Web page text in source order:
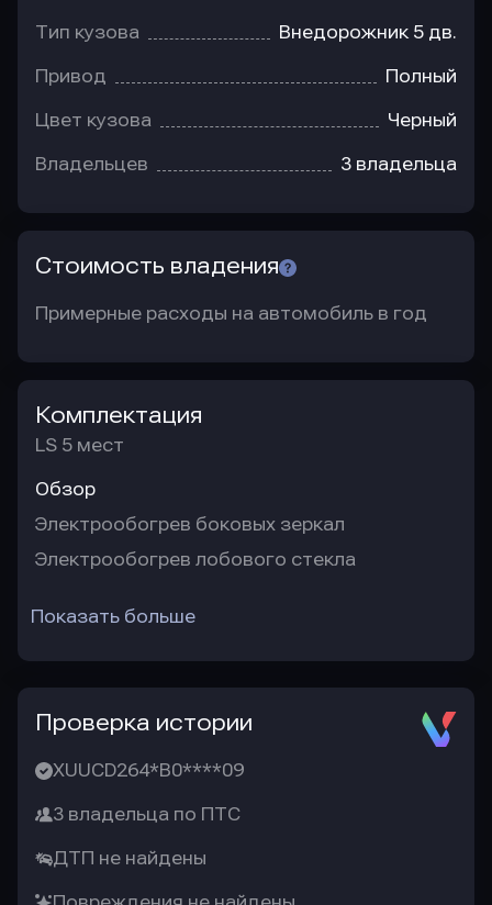
Тип кузова Внедорожник 5 дв.
Привод Полный
Цвет кузова Черный
Владельцев 3 владельца
Стоимость владения
Примерные расходы на автомобиль в год
Комплектация
LS 5 мест
Обзор
Электрообогрев боковых зеркал
Электрообогрев лобового стекла
Показать больше
Проверка истории
XUUCD264*B0****09
3 владельца по ПТС
ДТП не найдены